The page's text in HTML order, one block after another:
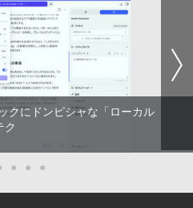
分子生物学 [ 中村 桂子 ]
ャオミ REDMI Buds 8 Lite ワイヤ
ン Bluetooth 5.4 ノイズキャンセ
36時間再生
(Stadium ver.)
ラ やかんの麦茶 from 爽健美茶 ラ
本
の裏でヤニ吸うふたり 9巻 (デジタル
ンガンコミックス)
クにドンピシャな「ローカル
ク
● ● ●